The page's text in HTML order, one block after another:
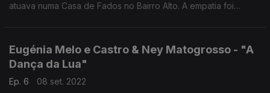
atuava numa Casa de Fados no Bairro Alto. A empatia foi
Eugénia Melo e Castro & Ney Matogrosso - "A
Dança da Lua"
Ep. 6
08 set. 2022